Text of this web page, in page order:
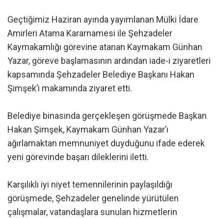
Geçtiğimiz Haziran ayında yayımlanan Mülki İdare
Amirleri Atama Kararnamesi ile Şehzadeler
Kaymakamlığı görevine atanan Kaymakam Günhan
Yazar, göreve başlamasının ardından iade-i ziyaretleri
kapsamında Şehzadeler Belediye Başkanı Hakan
Şimşek’i makamında ziyaret etti.
Belediye binasında gerçekleşen görüşmede Başkan
Hakan Şimşek, Kaymakam Günhan Yazar’ı
ağırlamaktan memnuniyet duyduğunu ifade ederek
yeni görevinde başarı dileklerini iletti.
Karşılıklı iyi niyet temennilerinin paylaşıldığı
görüşmede, Şehzadeler genelinde yürütülen
çalışmalar, vatandaşlara sunulan hizmetlerin